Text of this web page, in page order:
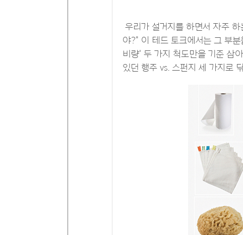
우리가 설거지를 하면서 자주
야?" 이 테드 토크에서는 그 부
비량' 두 가지 척도만을 기준 삼
있던 행주 vs. 스펀지 세 가지로